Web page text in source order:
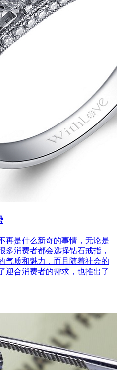
再是什么新奇的事情，无论是
多消费者都会选择钻石戒指，
气质和魅力，而且随着社会的
迎合消费者的需求，也推出了